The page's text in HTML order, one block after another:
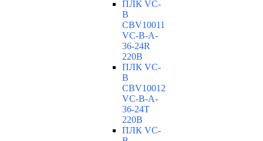
ПЛК VC-
B
CBV10011
VC-В-A-
36-24R
220В
ПЛК VC-
B
CBV10012
VC-В-A-
36-24T
220В
ПЛК VC-